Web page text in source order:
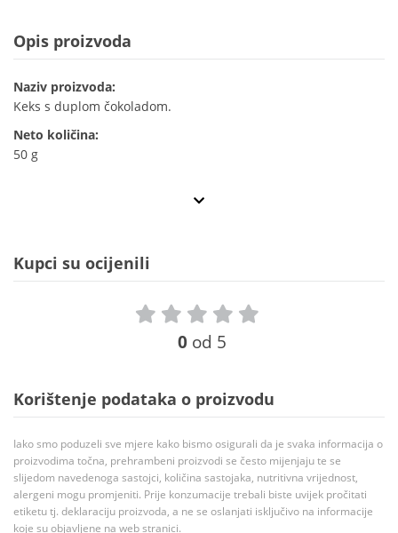
Opis proizvoda
Naziv proizvoda:
Keks s duplom čokoladom.
Neto količina:
50 g
Kupci su ocijenili
0 od 5
Korištenje podataka o proizvodu
Iako smo poduzeli sve mjere kako bismo osigurali da je svaka informacija o
proizvodima točna, prehrambeni proizvodi se često mijenjaju te se
slijedom navedenoga sastojci, količina sastojaka, nutritivna vrijednost,
alergeni mogu promjeniti. Prije konzumacije trebali biste uvijek pročitati
etiketu tj. deklaraciju proizvoda, a ne se oslanjati isključivo na informacije
koje su objavljene na web stranici.